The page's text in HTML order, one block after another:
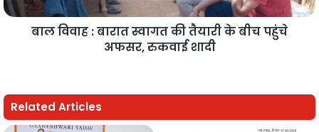
बाल विवाह : बारात स्वागत की तैयारी के बीच पहुंचे
अफसर, रुकवाई शादी
Related Articles